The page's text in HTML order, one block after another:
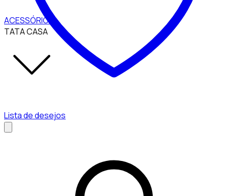
ACESSÓRIOS
TATA CASA
Lista de desejos